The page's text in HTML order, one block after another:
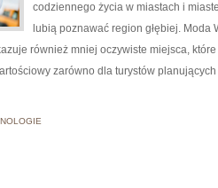
codziennego życia w miastach i
lubią poznawać region głębiej. Moda
również mniej oczywiste miejsca,
zarówno dla turystów